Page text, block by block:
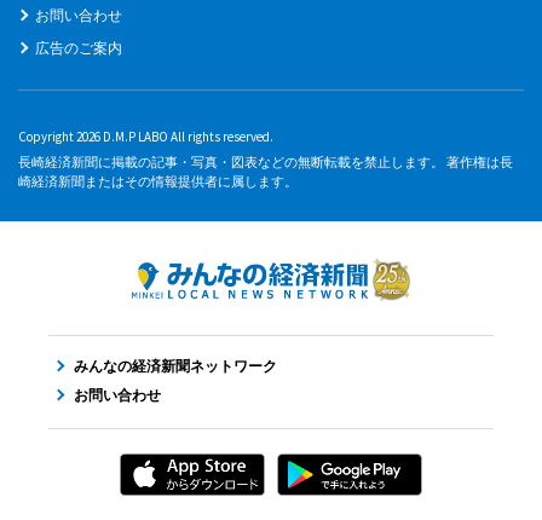
お問い合わせ
広告のご案内
Copyright 2026 D.M.P LABO All rights reserved.
長崎経済新聞に掲載の記事・写真・図表などの無断転載を禁止します。 著作権は長
崎経済新聞またはその情報提供者に属します。
みんなの経済新聞ネットワーク
お問い合わせ